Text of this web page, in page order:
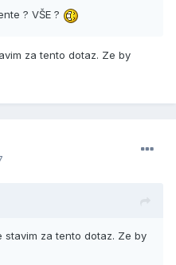
? VŠE ?
za tento dotaz. Ze by
stavim za tento dotaz. Ze by